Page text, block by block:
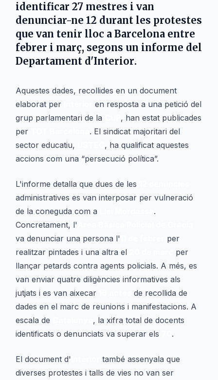
identificar 27 mestres i van
denunciar-ne 12 durant les protestes
que van tenir lloc a Barcelona entre
febrer i març, segons un informe del
Departament d'Interior.
Aquestes dades, recollides en un document
elaborat per
en resposta a una petició del
grup parlamentari de la
, han estat publicades
per
. El sindicat majoritari del
sector educatiu,
, ha qualificat aquestes
accions com una “persecució política”.
L'informe detalla que dues de les
administratives es van interposar per vulneració
de la coneguda com a
.
Concretament, l'
va denunciar una persona l'
per
realitzar pintades i una altra el
per
llançar petards contra agents policials. A més, es
van enviar quatre diligències informatives als
jutjats i es van aixecar
de recollida de
dades en el marc de reunions i manifestacions. A
escala de
, la xifra total de docents
identificats o denunciats va superar els
.
El document d'
també assenyala que
diverses protestes i talls de vies no van ser